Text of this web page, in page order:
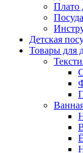
Плато
Посуда
Детская
Товары для